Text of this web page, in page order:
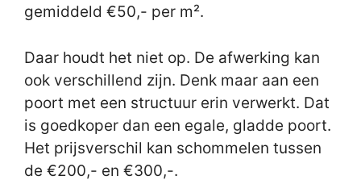
gemiddeld €50,- per m².
Daar houdt het niet op. De afwerking kan
ook verschillend zijn. Denk maar aan een
poort met een structuur erin verwerkt. Dat
is goedkoper dan een egale, gladde poort.
Het prijsverschil kan schommelen tussen
de €200,- en €300,-.